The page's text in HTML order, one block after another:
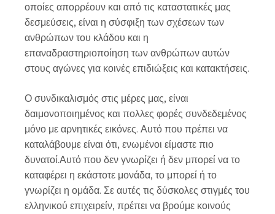
οποίες απορρέουν και από τις καταστατικές μας
δεσμεύσεις, είναι η σύσφιξη των σχέσεων των
ανθρώπων του κλάδου και η
επαναδραστηριοποίηση των ανθρώπων αυτών
στους αγώνες για κοινές επιδιώξεις και κατακτήσεις.
Ο συνδικαλισμός στις μέρες μας, είναι
δαιμονοποιημένος και πολλες φορές συνδεδεμένος
μόνο με αρνητικές εικόνες. Αυτό που πρέπει να
καταλάβουμε είναι ότι, ενωμένοι είμαστε πιο
δυνατοί.Αυτό που δεν γνωρίζει ή δεν μπορεί να το
καταφέρει η εκάστοτε μονάδα, το μπορεί ή το
γνωρίζει η ομάδα. Σε αυτές τις δύσκολες στιγμές του
ελληνικού επιχειρείν, πρέπει να βρούμε κοινούς